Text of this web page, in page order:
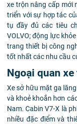
xe trộn nâng cấp mới
triển với sự hợp tác
tụ đầy đủ các tiêu
VOLVO; động lực
trang thiết bị công
tốt nhất các nhu cầu
Ngoại quan
Xe sở hữu mặt ga
và khoẻ khoắn hơn
Nam. Cabin V7-X là
nhiều đặc điểm và